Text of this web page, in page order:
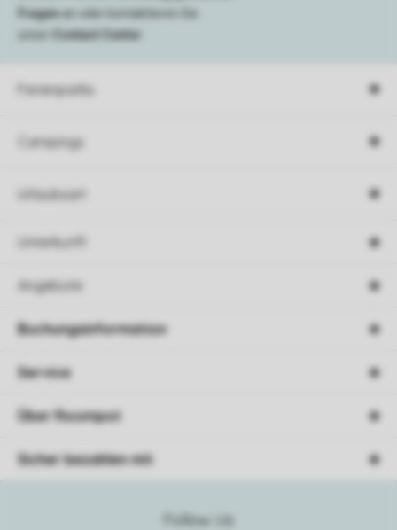
Ferienparks
Campings
Urlaubsart
Unterkunft
Angebote
Fragen an oder kontaktieren Sie
unser
Contact Center
Follow Us
Buchungsinformation
Service
Über Roompot
Sicher bezahlen mit